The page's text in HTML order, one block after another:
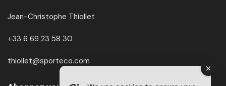
Jean-Christophe Thiollet
+33 6 69 23 58 30
thiollet@sporteco.com